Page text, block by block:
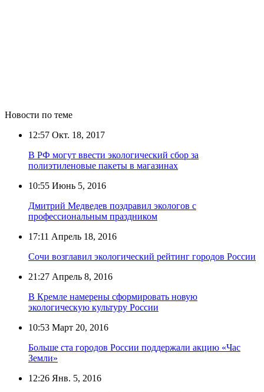
Новости по теме
12:57 Окт. 18, 2017
В РФ могут ввести экологический сбор за
полиэтиленовые пакеты в магазинах
10:55 Июнь 5, 2016
Дмитрий Медведев поздравил экологов с
профессиональным праздником
17:11 Апрель 18, 2016
Сочи возглавил экологический рейтинг городов России
21:27 Апрель 8, 2016
В Кремле намерены сформировать новую
экологическую культуру России
10:53 Март 20, 2016
Больше ста городов России поддержали акцию «Час
Земли»
12:26 Янв. 5, 2016